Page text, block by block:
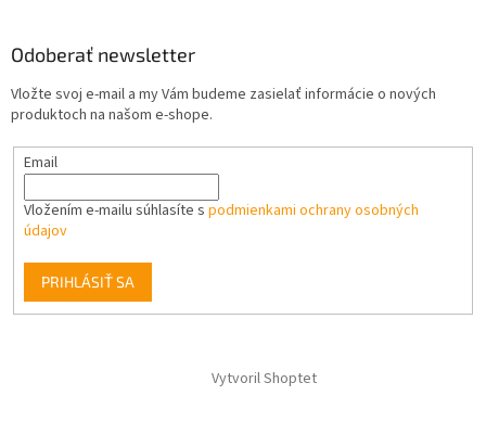
Odoberať newsletter
Vložte svoj e-mail a my Vám budeme zasielať informácie o nových
produktoch na našom e-shope.
Email
Vložením e-mailu súhlasíte s podmienkami ochrany osobných
údajov
PRIHLÁSIŤ SA
Vytvoril Shoptet